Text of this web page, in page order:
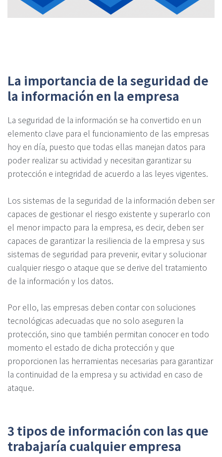
La importancia de la seguridad de
la información en la empresa
La seguridad de la información se ha convertido en un
elemento clave para el funcionamiento de las empresas
hoy en día, puesto que todas ellas manejan datos para
poder realizar su actividad y necesitan garantizar su
protección e integridad de acuerdo a las leyes vigentes.
Los sistemas de la seguridad de la información deben ser
capaces de gestionar el riesgo existente y superarlo con
el menor impacto para la empresa, es decir, deben ser
capaces de garantizar la resiliencia de la empresa y sus
sistemas de seguridad para prevenir, evitar y solucionar
cualquier riesgo o ataque que se derive del tratamiento
de la información y los datos.
Por ello, las empresas deben contar con soluciones
tecnológicas adecuadas que no solo aseguren la
protección, sino que también permitan conocer en todo
momento el estado de dicha protección y que
proporcionen las herramientas necesarias para garantizar
la continuidad de la empresa y su actividad en caso de
ataque.
3 tipos de información con las que
trabajaría cualquier empresa